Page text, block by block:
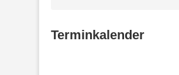
Terminkalender